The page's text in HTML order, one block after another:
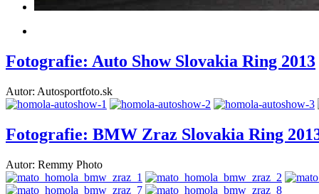
Fotografie: Auto Show Slovakia Ring 2013
Autor: Autosportfoto.sk
Fotografie: BMW Zraz Slovakia Ring
Autor: Remmy Photo